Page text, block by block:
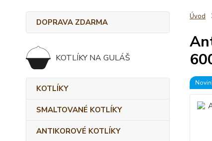
DOPRAVA ZDARMA
KOTLÍKY NA GULÁŠ
KOTLÍKY
SMALTOVANÉ KOTLÍKY
ANTIKOROVÉ KOTLÍKY
Úvod